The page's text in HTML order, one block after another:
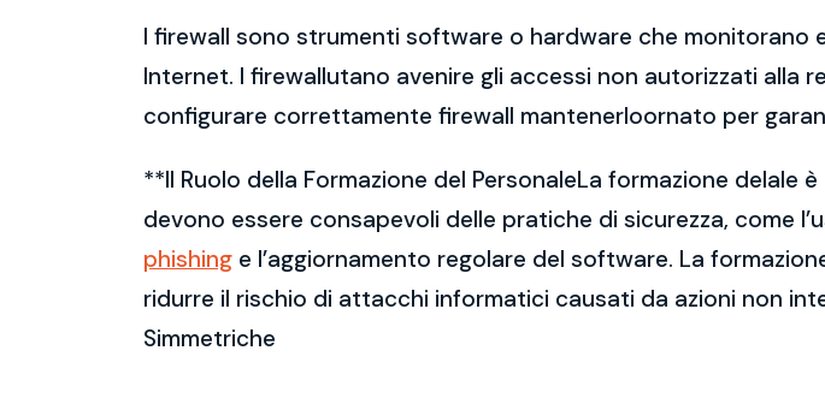
I firewall sono strumenti software o hardware che
Internet. I firewallutano avenire gli accessi non autorizzati
configurare correttamente firewall mantenerloornato per
**Il Ruolo della Formazione del PersonaleLa formazione
devono essere consapevoli delle pratiche di sicurezza, come
phishing e l’aggiornamento regolare del software. La
ridurre il rischio di attacchi informatici causati da azioni non
Simmetriche